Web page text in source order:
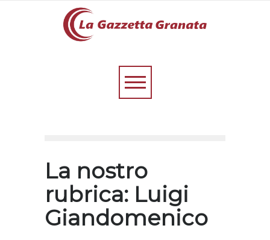
La nostro
rubrica: Luigi
Giandomenico